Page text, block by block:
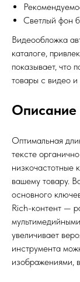
Светлый фон
Видеообложка
каталоге,
показывает, что
товары с видео
Описание
Оптимальная
тексте
низкочастотные
вашему товару.
основного
Rich-контент —
увеличивает
инструмента
изображениями,